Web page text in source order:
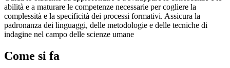
abilità e a maturare le competenze necessarie per cogliere la
complessità e la specificità dei processi formativi. Assicura la
padronanza dei linguaggi, delle metodologie e delle tecniche di
indagine nel campo delle scienze umane
Come si fa